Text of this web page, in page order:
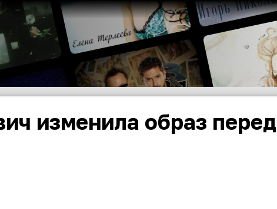
изменила образ